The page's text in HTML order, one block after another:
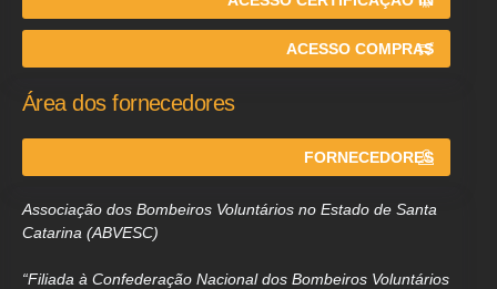
ACESSO COMPRAS
Área dos fornecedores
FORNECEDORES
Associação dos Bombeiros Voluntários no Estado de Santa
Catarina (ABVESC)
“Filiada à Confederação Nacional dos Bombeiros Voluntários